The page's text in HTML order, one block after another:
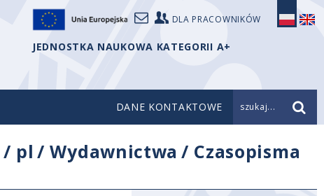
DLA PRACOWNIKÓW
JEDNOSTKA NAUKOWA KATEGORII A+
DANE KONTAKTOWE szukaj...
/ pl /Wydawnictwa / Czasopisma